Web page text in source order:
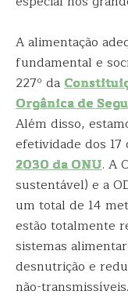
A alimentação
fundamental e
227º da
Orgânica de
Além disso,
efetividade dos 17
2030 da ONU. A
sustentável) e a
um total de 14
estão totalmente
sistemas
desnutrição e
não-transmissíveis.